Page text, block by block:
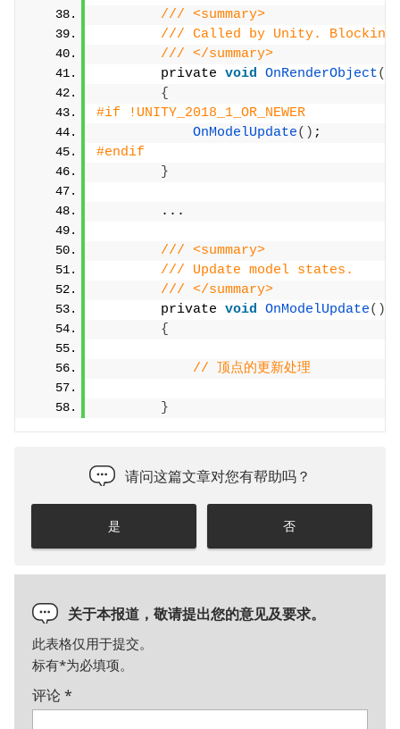
/// <summary>
/// Called by Unity.
/// </summary>
        private
void OnRenderObject()
{
#if !UNITY_2018_1_OR_NEWER
OnModelUpdate() ;
#endif
}
        ...
/// <summary>
/// Update model states.
/// </summary>
        private
void OnModelUpdate()
{
// 顶点的更新处理
}
请问这篇文章对您有帮助吗？
是 否
关于本报道，敬请提出您的意见及要求。
此表格仅用于提交。
标有*为必填项。
评论*